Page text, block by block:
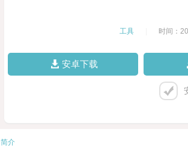
工具 时间：
安卓下载
简介